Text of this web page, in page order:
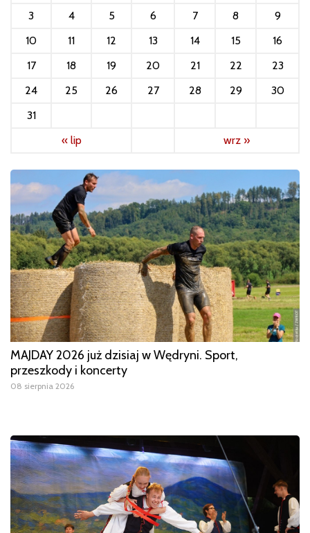
3
4 5 6 7 8
9
10
11 12 13 14 15
16
17
18 19 20 21 22
23
24
25 26 27 28 29
30
31
« lip
wrz »
MAJDAY 2026 już dzisiaj w Wędryni. Sport,
przeszkody i koncerty
08 sierpnia 2026